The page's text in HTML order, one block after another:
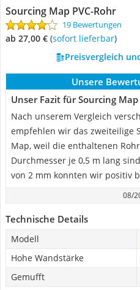
Sourcing Map PVC-Rohr
19 Bewertungen
ab 27,00 € ( Sofort lieferbar)
Preisvergleich
Unsere
Unser Fazit für Sourcing Map
Nach unserem Vergleich
empfehlen wir das zweiteilige
Map, weil die enthaltenen
Durchmesser je 0,5 m lang
von 2 mm konnten wir positiv
08/
Technische Details
Modell
Hohe Wandstärke
Gemufft